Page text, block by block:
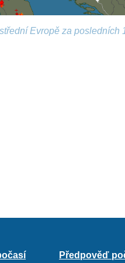
Evropě za posledních
Předpověď